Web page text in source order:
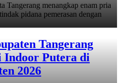
Tangerang menangkap enam pria
pidana pemerasan dengan
Tangerang
Indoor Putera di
2026